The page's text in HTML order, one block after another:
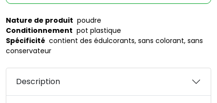
Nature de produit poudre
Conditionnement pot plastique
Spécificité contient des édulcorants, sans colorant, sans
conservateur
Description